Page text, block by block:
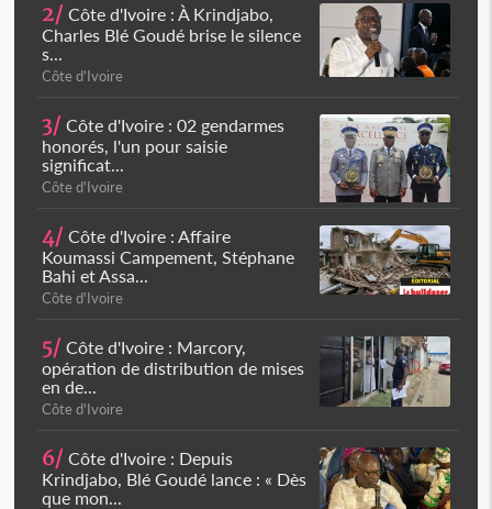
2/ Côte d'Ivoire : À Krindjabo,
Charles Blé Goudé brise le silence
s...
Côte d'Ivoire
3/ Côte d'Ivoire : 02 gendarmes
honorés, l'un pour saisie
significat...
Côte d'Ivoire
4/ Côte d'Ivoire : Affaire
Koumassi Campement, Stéphane
Bahi et Assa...
Côte d'Ivoire
5/ Côte d'Ivoire : Marcory,
opération de distribution de mises
en de...
Côte d'Ivoire
6/ Côte d'Ivoire : Depuis
Krindjabo, Blé Goudé lance : « Dès
que mon...